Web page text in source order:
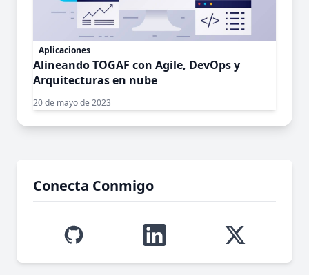
Aplicaciones
Alineando TOGAF con Agile, DevOps y
Arquitecturas en nube
20 de mayo de 2023
Conecta Conmigo